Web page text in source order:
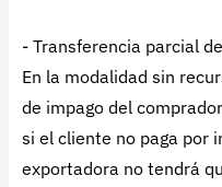
- Transferencia parcial
En la modalidad sin
de impago del
si el cliente no paga por
exportadora no tendrá